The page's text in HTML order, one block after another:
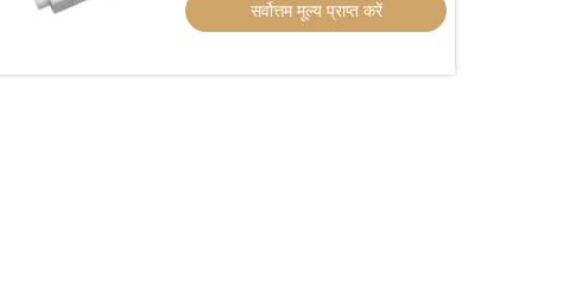
सर्वोत्तम मूल्य प्राप्त करें